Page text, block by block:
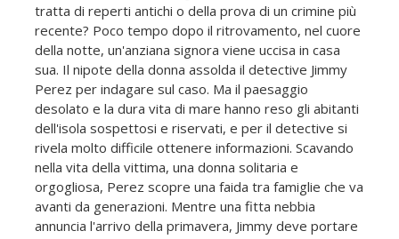
tratta di reperti antichi o della prova di un crimine più
recente? Poco tempo dopo il ritrovamento, nel cuore
della notte, un'anziana signora viene uccisa in casa
sua. Il nipote della donna assolda il detective Jimmy
Perez per indagare sul caso. Ma il paesaggio
desolato e la dura vita di mare hanno reso gli abitanti
dell'isola sospettosi e riservati, e per il detective si
rivela molto difficile ottenere informazioni. Scavando
nella vita della vittima, una donna solitaria e
orgogliosa, Perez scopre una faida tra famiglie che va
avanti da generazioni. Mentre una fitta nebbia
annuncia l'arrivo della primavera, Jimmy deve portare